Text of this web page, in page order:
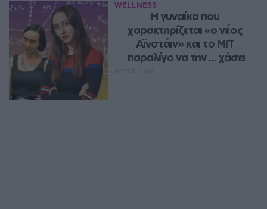
WELLNESS
Η γυναίκα που
χαρακτηρίζεται «ο νέος
Αϊνστάιν» και το MIT
παραλίγο να την ... χάσει